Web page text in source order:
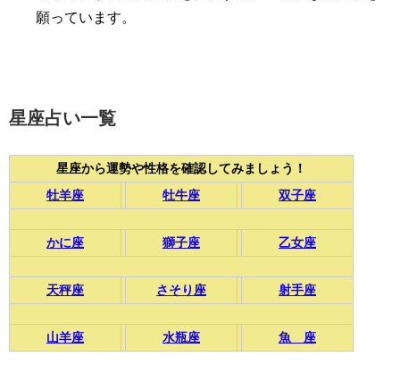
願っています。
星座占い一覧
星座から運勢や性格を確認してみましょう！
牡羊座
牡牛座 双子座
かに座 獅子座 乙女座
天秤座 さそり座 射手座
山羊座 水瓶座 魚 座